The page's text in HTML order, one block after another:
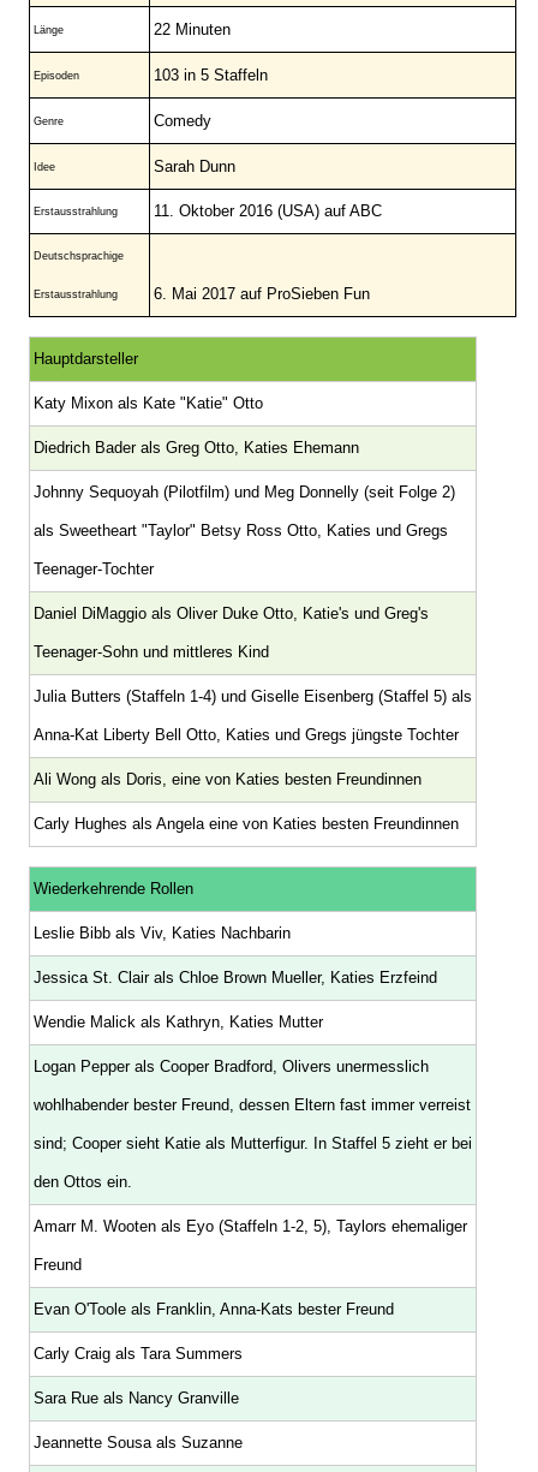
Länge 22 Minuten
Episoden 103 in 5 Staffeln
Genre Comedy
Idee Sarah Dunn
Erstausstrahlung 11. Oktober 2016 (USA) auf ABC
Deutschsprachige
Erstausstrahlung 6. Mai 2017 auf ProSieben Fun
Hauptdarsteller
Katy Mixon als Kate "Katie" Otto
Diedrich Bader als Greg Otto, Katies Ehemann
Johnny Sequoyah (Pilotfilm) und Meg Donnelly (seit Folge 2)
als Sweetheart "Taylor" Betsy Ross Otto, Katies und Gregs
Teenager-Tochter
Daniel DiMaggio als Oliver Duke Otto, Katie's und Greg's
Teenager-Sohn und mittleres Kind
Julia Butters (Staffeln 1-4) und Giselle Eisenberg (Staffel 5) als
Anna-Kat Liberty Bell Otto, Katies und Gregs jüngste Tochter
Ali Wong als Doris, eine von Katies besten Freundinnen
Carly Hughes als Angela eine von Katies besten Freundinnen
Wiederkehrende Rollen
Leslie Bibb als Viv, Katies Nachbarin
Jessica St. Clair als Chloe Brown Mueller, Katies Erzfeind
Wendie Malick als Kathryn, Katies Mutter
Logan Pepper als Cooper Bradford, Olivers unermesslich
wohlhabender bester Freund, dessen Eltern fast immer verreist
sind; Cooper sieht Katie als Mutterfigur. In Staffel 5 zieht er bei
den Ottos ein.
Amarr M. Wooten als Eyo (Staffeln 1-2, 5), Taylors ehemaliger
Freund
Evan O'Toole als Franklin, Anna-Kats bester Freund
Carly Craig als Tara Summers
Sara Rue als Nancy Granville
Jeannette Sousa als Suzanne